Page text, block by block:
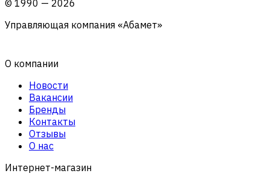
© 1990 — 2026
Управляющая компания «Абамет»
О компании
Новости
Вакансии
Бренды
Контакты
Отзывы
О нас
Интернет-магазин